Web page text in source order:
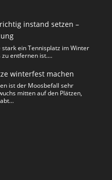
instand setzen –
ein Tennisplatz im Winter
zu entfernen ist.…
winterfest machen
ist der Moosbefall sehr
mitten auf den Plätzen,